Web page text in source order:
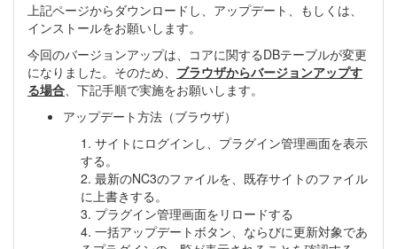
上記ページからダウンロードし、アップデート、もしくは、
インストールをお願いします。
今回のバージョンアップは、コアに関するDBテーブルが変更
になりました。そのため、 ブラウザからバージョンアップす
る場合、下記手順で実施をお願いします。
アップデート方法（ブラウザ）
1. サイトにログインし、プラグイン管理画面を表示
する。
2. 最新のNC3のファイルを、既存サイトのファイル
に上書きする。
3. プラグイン管理画面をリロードする
4. 一括アップデートボタン、ならびに更新対象であ